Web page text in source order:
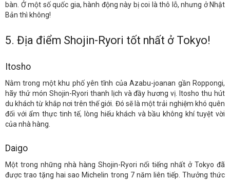
bàn. Ở một số quốc gia, hành động này bị coi là thô lỗ, nhưng ở Nhật
Bản thì không!
5. Địa điểm Shojin-Ryori tốt nhất ở Tokyo!
Itosho
Nằm trong một khu phố yên tĩnh của Azabu-joanan gần Roppongi,
hãy thử món Shojin-Ryori thanh lịch và đầy hương vị. Itosho thu hút
du khách từ khắp nơi trên thế giới. Đó sẽ là một trải nghiệm khó quên
đối với ẩm thực tinh tế, lòng hiếu khách và bầu không khí tuyệt vời
của nhà hàng.
Daigo
Một trong những nhà hàng Shojin-Ryori nổi tiếng nhất ở Tokyo đã
được trao tặng hai sao Michelin trong 7 năm liên tiếp. Thưởng thức